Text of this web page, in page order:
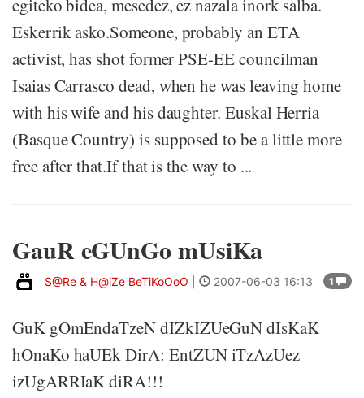
egiteko bidea, mesedez, ez nazala inork salba.
Eskerrik asko.Someone, probably an ETA
activist, has shot former PSE-EE councilman
Isaias Carrasco dead, when he was leaving home
with his wife and his daughter. Euskal Herria
(Basque Country) is supposed to be a little more
free after that.If that is the way to ...
GauR eGUnGo mUsiKa
1
S@Re & H@iZe BeTiKoOoO 2007-06-03 16:13
GuK gOmEndaTzeN dIZkIZUeGuN dIsKaK
hOnaKo haUEk DirA: EntZUN iTzAzUez
izUgARRIaK diRA!!!